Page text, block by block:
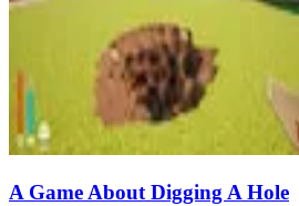
A Game About Digging A Hole